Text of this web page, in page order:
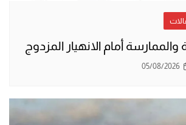
أمام الانهيار المزدوج
05/08/2026